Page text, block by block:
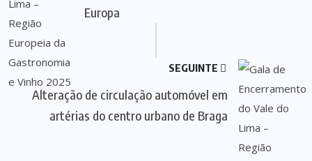
Europa
SEGUINTE
Alteração de circulação automóvel em
artérias do centro urbano de Braga